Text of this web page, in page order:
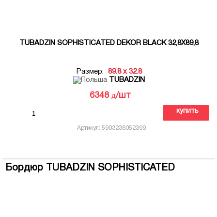
TUBADZIN SOPHISTICATED DEKOR BLACK 32,8X89,8
Размер:
89.8 x 32.8
TUBADZIN
6348 д/шт
купить
Артикул: 5903238052399
Бордюр TUBADZIN SOPHISTICATED